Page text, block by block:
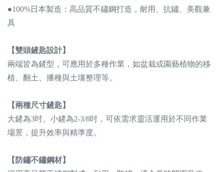
●100%日本製造：高品質不鏽鋼打造，耐用、抗鏽、美觀兼
具
【雙頭鏟匙設計】
兩端皆為鏟型，可應用於多種作業，如盆栽或園藝植物的移
植、翻土、播種與土壤整理等。
【兩種尺寸鏟匙】
大鏟為3吋、小鏟為2-3/8吋，可依需求靈活運用於不同作業
場景，提升效率與精準度。
【防鏽不鏽鋼材】